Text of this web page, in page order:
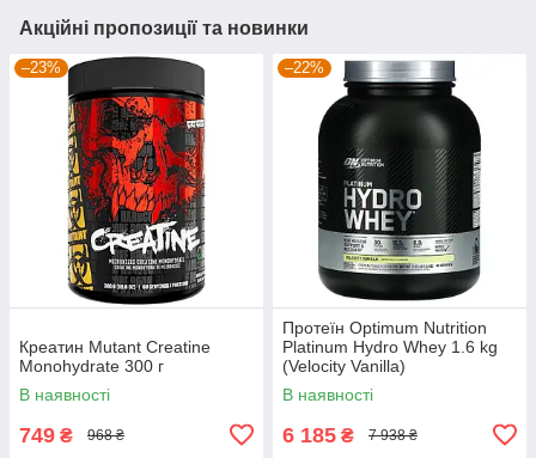
Акційні пропозиції та новинки
–23%
Креатин Mutant Creatine
Monohydrate 300 г
В наявності
749 ₴ 968 ₴
–22%
Протеїн Optimum Nutrition
Platinum Hydro Whey 1.6 kg
(Velocity Vanilla)
В наявності
6 185 ₴ 7 938 ₴